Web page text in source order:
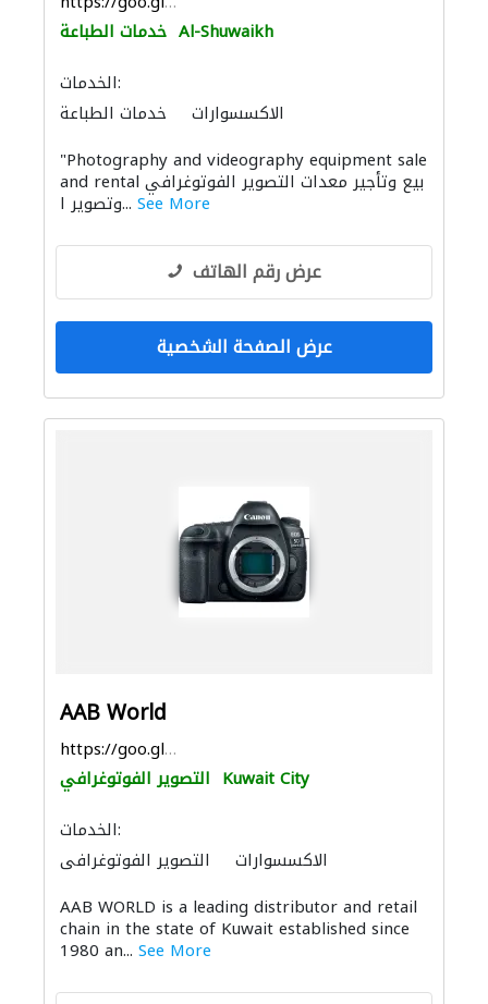
خدمات الطباعة Al-Shuwaikh
الخدمات:
خدمات الطباعة
الاكسسوارات
الصوتيات
"Photography and videography equipment sale
and rental بيع وتأجير معدات التصوير الفوتوغرافي
وتصوير ا... See More
عرض رقم الهاتف
عرض الصفحة الشخصية
AAB World
https://goo.gl/maps/x5AzxGi15MDfiz2q7
التصوير الفوتوغرافي Kuwait City
الخدمات:
التصوير الفوتوغرافي
الاكسسوارات
AAB WORLD is a leading distributor and retail
chain in the state of Kuwait established since
1980 an... See More